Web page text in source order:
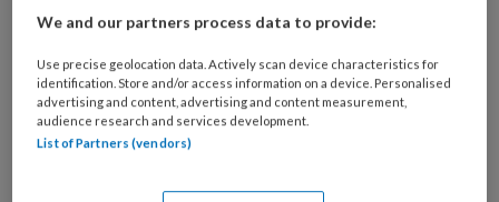
Kies
functie *
Bij
welke
We and our partners process data to provide:
Use precise geolocation data. Actively scan device characteristics for
identification. Store and/or access information on a device. Personalised
advertising and content, advertising and content measurement,
audience research and services development.
List of Partners (vendors)